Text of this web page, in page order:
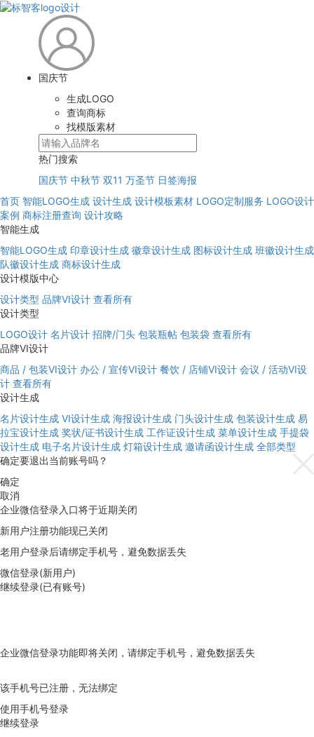
国庆节
生成LOGO
查询商标
找模版素材
热门搜索
国庆节 中秋节 双11 万圣节 日签海报
首页 智能LOGO生成 设计生成 设计模板素材 LOGO定制服务 LOGO设计
案例 商标注册查询 设计攻略
智能生成
智能LOGO生成 印章设计生成 徽章设计生成 图标设计生成 班徽设计生成
队徽设计生成 商标设计生成
设计模版中心
设计类型 品牌VI设计 查看所有
设计类型
LOGO设计 名片设计 招牌/门头 包装瓶帖 包装袋 查看所有
品牌VI设计
商品 / 包装VI设计 办公 / 宣传VI设计 餐饮 / 店铺VI设计 会议 / 活动VI设
计 查看所有
设计生成
名片设计生成 VI设计生成 海报设计生成 门头设计生成 包装设计生成 易
拉宝设计生成 奖状/证书设计生成 工作证设计生成 菜单设计生成 手提袋
设计生成 电子名片设计生成 灯箱设计生成 邀请函设计生成 全部类型
确定要退出当前账号吗？
确定
取消
企业微信登录入口将于近期关闭
新用户注册功能现已关闭
老用户登录后请绑定手机号，避免数据丢失
微信登录(新用户)
继续登录(已有账号)
企业微信登录功能即将关闭，请绑定手机号，避免数据丢失
该手机号已注册，无法绑定
使用手机号登录
继续登录